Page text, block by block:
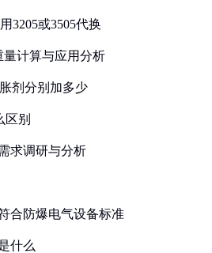
3205或3505代换
量计算与应用分析
剂分别加多少
区别
求调研与分析
合防爆电气设备标准
什么